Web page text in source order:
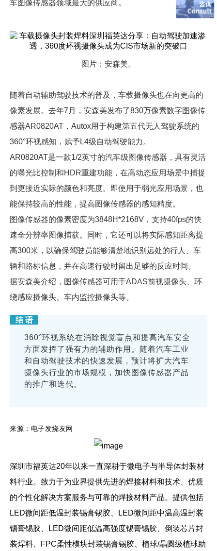
车图像传感器领域最大的供应商。
图片：安森美。
随着自动辅助驾驶技术的普及，车载摄像头也在向更高的
像素发展。去年7月，安森美发布了830万像素数字图像传
感器AR0820AT，Autox用于构建第五代无人驾驶系统的
360°环视感知，赋予L4级自动驾驶能力。
AR0820AT是一款1/2英寸的汽车级图像传感器，具有灵活
的曝光比控制和HDR重建功能，在高动态应用场景中捕捉
到更接近实际的颜色和亮度。即使用于弱光应用场景，也
能保持较高的性能，提高图像传感器的感知精度。
图像传感器的像素密度为3848H*2168V，支持40fps的快
速全分辨率图像捕获。同时，它还可以将实际感知距离提
高300米，以确保驾驶员能够清楚地识别远处的行人、车
辆和路标信息，并在高速行驶时留出足够的反应时间。
据安森美介绍，图像传感器可用于ADAS前视摄像头、环
绕感应摄像头、车内监控摄像头等。
结 语
360°环视系统在消除视觉盲点和提高汽车安全
方面发挥了强有力的辅助作用。随着汽车工业
和自动驾驶技术的快速发展，预计将扩大汽车
摄像头行业的市场规模，加快图像传感器产品
的推广和迭代。
来源：电子发烧友网
深圳市福英达20年以来一直深耕于微电子与半导体封装材
料行业。致力于为业界提供先进的焊接材料和技术、优质
的个性化解决方案服务与可靠的焊接材料产品。提供包括
LED微间距低温封装锡膏锡胶、 LED微间距中温高温封装
锡膏锡胶、
LED微间距低温高强度锡膏锡胶、倒装芯片封
装焊料、
FPC柔性模块封装锡膏锡胶、植球/晶圆级植球助